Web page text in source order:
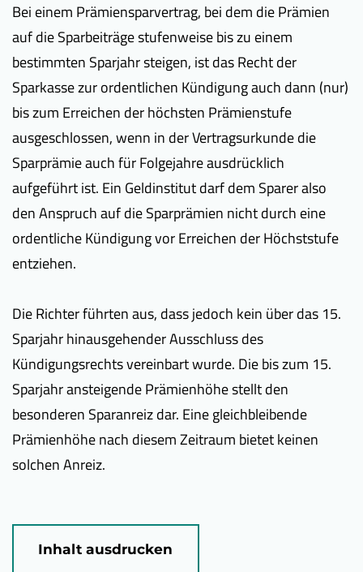
Bei einem Prämiensparvertrag, bei dem die Prämien
auf die Sparbeiträge stufenweise bis zu einem
bestimmten Sparjahr steigen, ist das Recht der
Sparkasse zur ordentlichen Kündigung auch dann (nur)
bis zum Erreichen der höchsten Prämienstufe
ausgeschlossen, wenn in der Vertragsurkunde die
Sparprämie auch für Folgejahre ausdrücklich
aufgeführt ist. Ein Geldinstitut darf dem Sparer also
den Anspruch auf die Sparprämien nicht durch eine
ordentliche Kündigung vor Erreichen der Höchststufe
entziehen.
Die Richter führten aus, dass jedoch kein über das 15.
Sparjahr hinausgehender Ausschluss des
Kündigungsrechts vereinbart wurde. Die bis zum 15.
Sparjahr ansteigende Prämienhöhe stellt den
besonderen Sparanreiz dar. Eine gleichbleibende
Prämienhöhe nach diesem Zeitraum bietet keinen
solchen Anreiz.
Inhalt ausdrucken